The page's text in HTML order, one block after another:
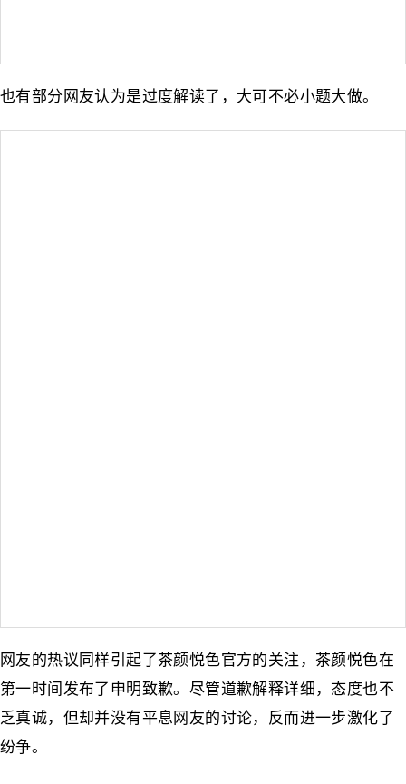
也有部分网友认为是过度解读了，大可不必小题大做。
网友的热议同样引起了茶颜悦色官方的关注，茶颜悦色在
第一时间发布了申明致歉。尽管道歉解释详细，态度也不
乏真诚，但却并没有平息网友的讨论，反而进一步激化了
纷争。